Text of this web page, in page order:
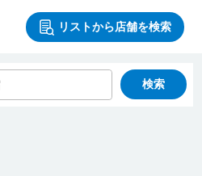
リストから店舗を検索
検索